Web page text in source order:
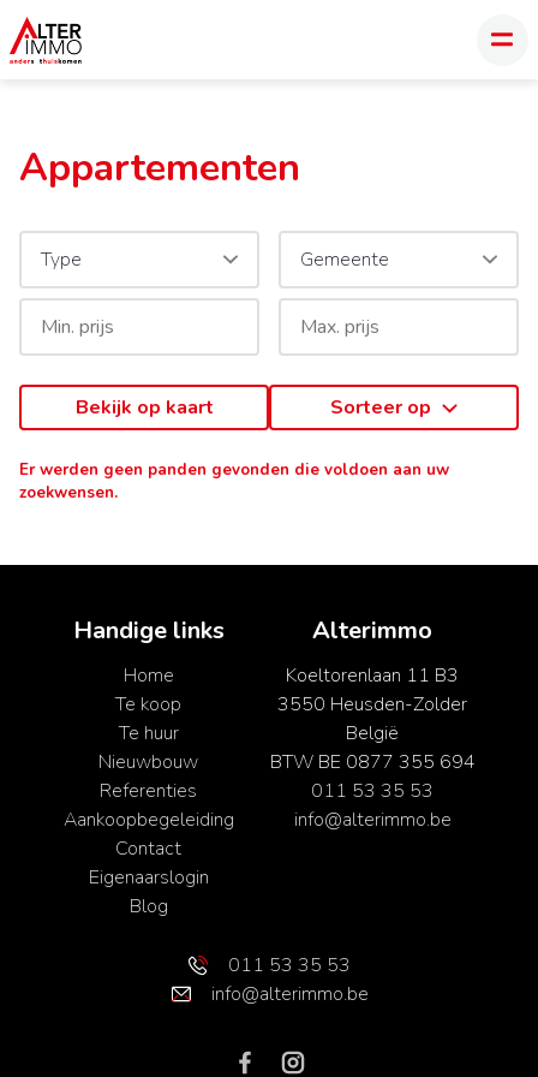
Appartementen
Type Gemeente
Bekijk op kaart Sorteer op
Er werden geen panden gevonden die voldoen aan uw
zoekwensen.
Handige links
Home
Te koop
Te huur
Nieuwbouw
Referenties
Aankoopbegeleiding
Contact
Eigenaarslogin
Blog
Alterimmo
Koeltorenlaan 11 B3
3550 Heusden-Zolder
België
BTW BE 0877 355 694
011 53 35 53
info@alterimmo.be
011 53 35 53
info@alterimmo.be